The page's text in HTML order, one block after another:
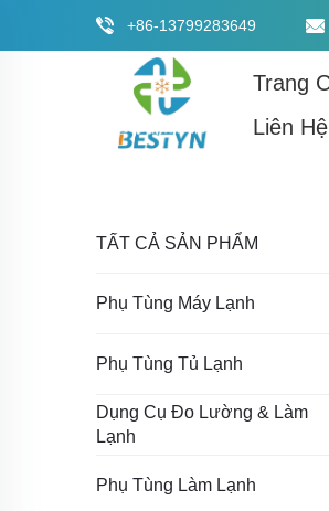
+86-13799283649
Trang
Liên
TẤT CẢ SẢN PHẨM
Phụ Tùng Máy Lạnh
Phụ Tùng Tủ Lạnh
Dụng Cụ Đo Lường & Làm
Lạnh
Phụ Tùng Làm Lạnh